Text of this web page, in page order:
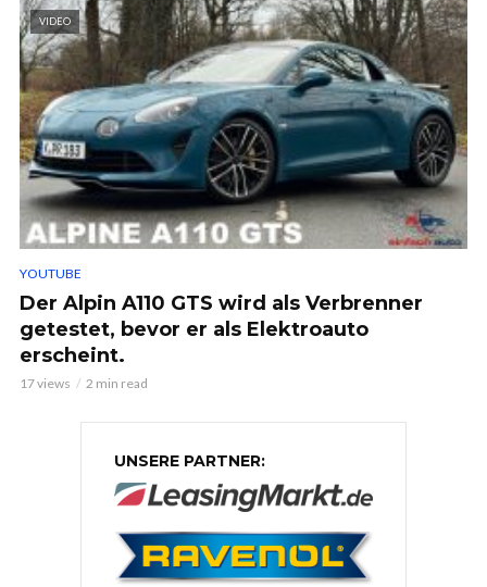
VIDEO
YOUTUBE
Der Alpin A110 GTS wird als Verbrenner
getestet, bevor er als Elektroauto
erscheint.
17 views 2 min read
UNSERE PARTNER: